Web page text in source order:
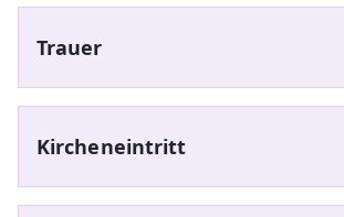
Trauer
Kircheneintritt